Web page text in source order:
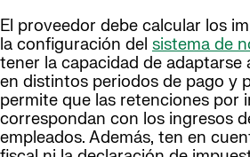
El proveedor debe calcular los
la configuración del sistema de
tener la capacidad de adaptarse
en distintos periodos de pago y
permite que las retenciones por
correspondan con los ingresos
empleados. Además, ten en